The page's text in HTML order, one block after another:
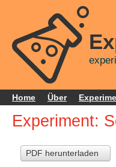
Home Über
Experiment:
PDF herunterladen